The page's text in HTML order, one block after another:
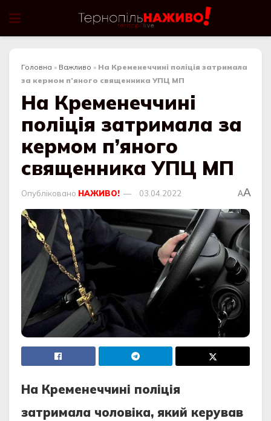
Головна » Важливо » На Кременеччині поліція затримала
за кермом п’яного священника УПЦ МП
На Кременеччині
поліція затримала за
кермом п’яного
священника УПЦ МП
Опубліковано НАЖИВО! 03.04.2022 AA
На Кременеччині поліція
затримала чоловіка, який керував